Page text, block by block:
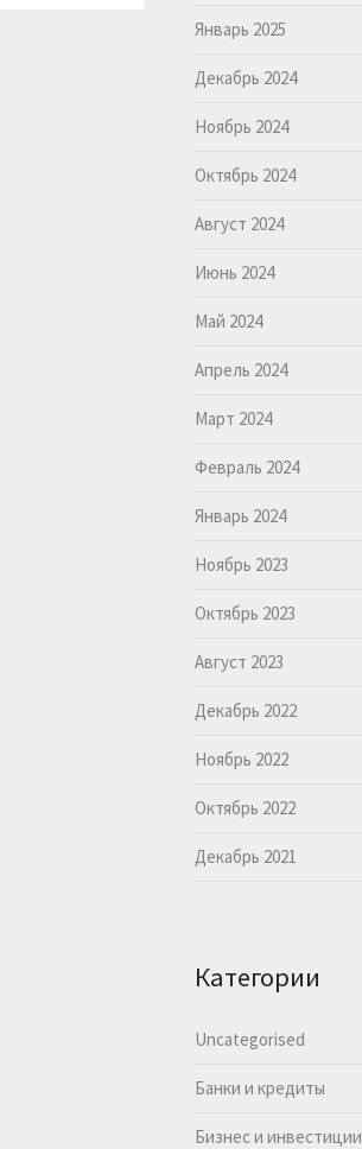
Январь 2025
Декабрь 2024
Ноябрь 2024
Октябрь 2024
Август 2024
Июнь 2024
Май 2024
Апрель 2024
Март 2024
Февраль 2024
Январь 2024
Ноябрь 2023
Октябрь 2023
Август 2023
Декабрь 2022
Ноябрь 2022
Октябрь 2022
Декабрь 2021
Категории
Uncategorised
Банки и кредиты
Бизнес и инвестиции